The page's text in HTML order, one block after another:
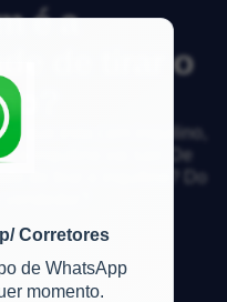
Corretores
de WhatsApp
momento.
é a
de tirar o
que esta com inquilino,
o inquilino vai sair. De
de tirar o inquilino? Do